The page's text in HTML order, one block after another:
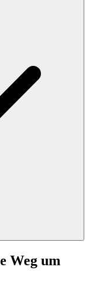
Weg um